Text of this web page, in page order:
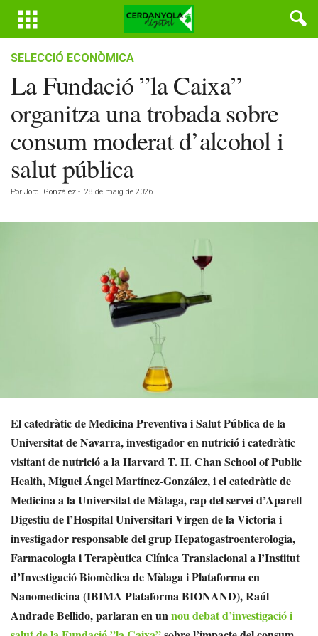
SELECCIÓ ECONÒMICA
La Fundació ”la Caixa”
organitza una trobada sobre
consum moderat d’alcohol i
salut pública
Por Jordi González - 28 de maig de 2026
El catedràtic de Medicina Preventiva i Salut Pública de la
Universitat de Navarra, investigador en nutrició i catedràtic
visitant de nutrició a la Harvard T. H. Chan School of Public
Health, Miguel Ángel Martínez-González, i el catedràtic de
Medicina a la Universitat de Màlaga, cap del servei d’Aparell
Digestiu de l’Hospital Universitari Virgen de la Victoria i
investigador responsable del grup Hepatogastroenterologia,
Farmacologia i Terapèutica Clínica Translacional a l’Institut
d’Investigació Biomèdica de Màlaga i Plataforma en
Nanomedicina (IBIMA Plataforma BIONAND), Raúl
Andrade Bellido, parlaran en unnou debat d’investigació i